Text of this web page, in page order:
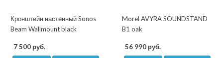
Кронштейн настенный Sonos
Beam Wallmount black
7 500 руб.
Morel AVYRA SOUNDSTAND
B1 oak
56 990 руб.